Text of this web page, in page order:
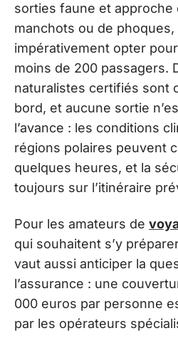
sorties faune et approche
manchots ou de phoques,
impérativement opter
moins de 200 passagers.
naturalistes certifiés sont
bord, et aucune sortie
l’avance : les conditions
régions polaires peuvent
quelques heures, et la
toujours sur l’itinéraire
Pour les amateurs de
qui souhaitent s’y
vaut aussi anticiper la
l’assurance : une
000 euros par personne
par les opérateurs